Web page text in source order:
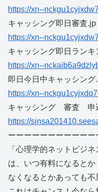
https://xn--
キャッシング即日審査.jp
https://xn--
キャッシング即日ランキ
https://xn--
即日今日中キャッシング
https://xn--
キャッシング 審査
https://
ーーーーーーーーーー
「心理学的ネットビジ
は、いつ有料になるとか
なくなるとかあっても不